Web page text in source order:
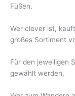
Füßen.
Wer clever ist,
großes Sortiment
Für den jeweiligen
gewählt werden.